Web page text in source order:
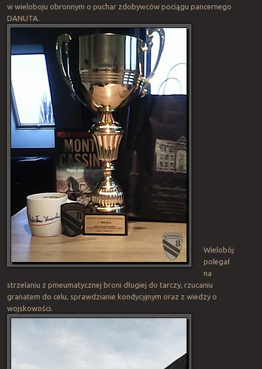
w wieloboju obronnym o puchar zdobywców pociągu pancernego
DANUTA.
Wielobój
polegał
na
strzelaniu z pmeumatycznej broni długiej do tarczy, rzucaniu
granatem do celu, sprawdzianie kondycyjnym oraz z wiedzy o
wojskowości.